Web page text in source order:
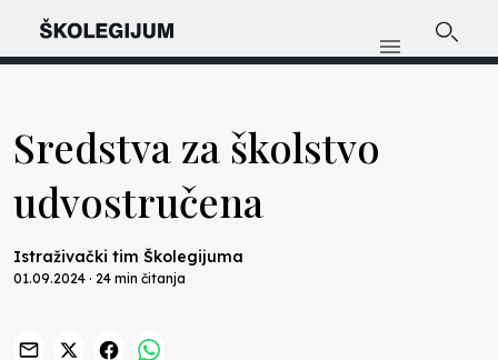
Sredstva za školstvo
udvostručena
Istraživački tim Školegijuma
01.09.2024 · 24 min čitanja